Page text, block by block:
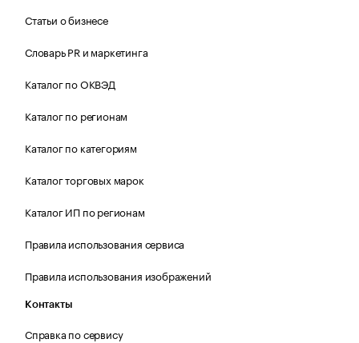
Статьи о бизнесе
Словарь PR и маркетинга
Каталог по ОКВЭД
Каталог по регионам
Каталог по категориям
Каталог торговых марок
Каталог ИП по регионам
Правила использования сервиса
Правила использования изображений
Контакты
Справка по сервису